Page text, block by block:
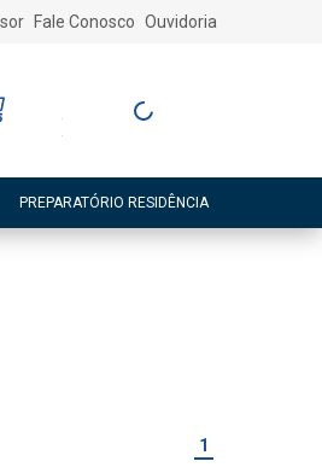
Fale Conosco Ouvidoria
Entre ou Cadastre-
PREPARATÓRIO RESIDÊNCIA
1